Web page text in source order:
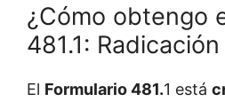
¿Cómo obtengo
481.1:
El Formulario 481.1 está